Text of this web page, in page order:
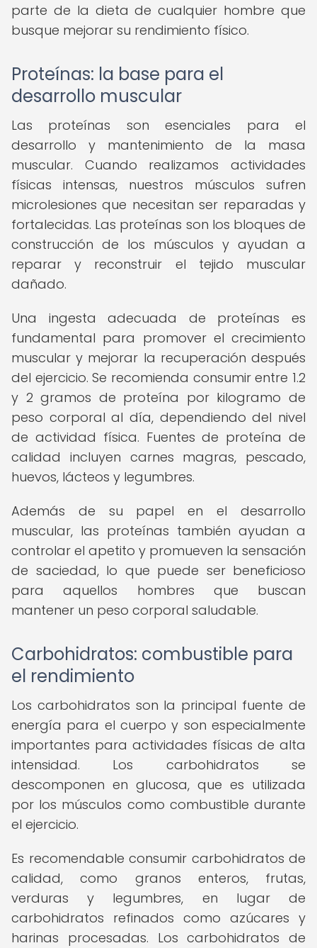
parte de la dieta de cualquier hombre que
busque mejorar su rendimiento físico.
Proteínas: la base para el
desarrollo muscular
Las proteínas son esenciales para el
desarrollo y mantenimiento de la masa
muscular. Cuando realizamos actividades
físicas intensas, nuestros músculos sufren
microlesiones que necesitan ser reparadas y
fortalecidas. Las proteínas son los bloques de
construcción de los músculos y ayudan a
reparar y reconstruir el tejido muscular
dañado.
Una ingesta adecuada de proteínas es
fundamental para promover el crecimiento
muscular y mejorar la recuperación después
del ejercicio. Se recomienda consumir entre 1.2
y 2 gramos de proteína por kilogramo de
peso corporal al día, dependiendo del nivel
de actividad física. Fuentes de proteína de
calidad incluyen carnes magras, pescado,
huevos, lácteos y legumbres.
Además de su papel en el desarrollo
muscular, las proteínas también ayudan a
controlar el apetito y promueven la sensación
de saciedad, lo que puede ser beneficioso
para aquellos hombres que buscan
mantener un peso corporal saludable.
Carbohidratos: combustible para
el rendimiento
Los carbohidratos son la principal fuente de
energía para el cuerpo y son especialmente
importantes para actividades físicas de alta
intensidad. Los carbohidratos se
descomponen en glucosa, que es utilizada
por los músculos como combustible durante
el ejercicio.
Es recomendable consumir carbohidratos de
calidad, como granos enteros, frutas,
verduras y legumbres, en lugar de
carbohidratos refinados como azúcares y
harinas procesadas. Los carbohidratos de